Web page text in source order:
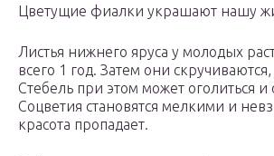
Цветущие фиалки украшают нашу
Листья нижнего яруса у молодых
всего 1 год. Затем они
Стебель при этом может оголиться и
Соцветия становятся мелкими и
красота пропадает.